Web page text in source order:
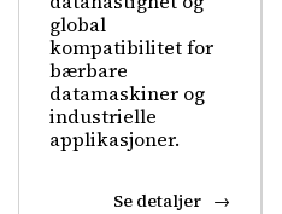
global
kompatibilitet for
bærbare
datamaskiner og
industrielle
applikasjoner.
Se detaljer